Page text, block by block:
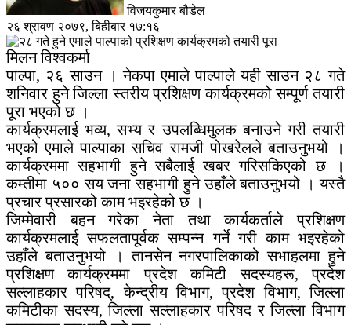
विजयकुमार बौडेल
२६ श्रावण २०७९, बिहीबार १७:१६
मिलन विश्वकर्मा
पाल्पा, २६ साउन । नेकपा एमाले पाल्पाले यही साउन २८ गते
शनिवार हुने जिल्ला स्तरीय प्रशिक्षण कार्यक्रमको सम्पूर्ण तयारी
पूरा भएको छ ।
कार्यक्रमलाई भव्य, सभ्य र उपलब्धिमुलक बनाउने गरी तयारी
भएको एमाले पाल्पाका सचिव रामजी पोखरेलले बताउनुभयो ।
कार्यक्रममा सहभागी हुने सबैलाई खबर गरिसकिएको छ ।
कम्तीमा ५०० सय जना सहभागी हुने उहाँले बताउनुभयो । यस्तै
प्रचार प्रसारको काम भइरहेको छ ।
जिम्मेवारी बहन गरेका नेता तथा कार्यकर्ताले प्रशिक्षण
कार्यक्रमलाई सफलतापूर्वक सम्पन्न गर्ने गरी काम भइरहेको
उहाँले बताउनुभयो । तानसेन नगरपालिकाको सभाहलमा हुने
प्रशिक्षण कार्यक्रममा प्रदेश कमिटी सदस्यहरू, प्रदेश
सल्लाहकार परिषद्, केन्द्रीय विभाग, प्रदेश विभाग, जिल्ला
कमिटीका सदस्य, जिल्ला सल्लाहकार परिषद र जिल्ला विभाग